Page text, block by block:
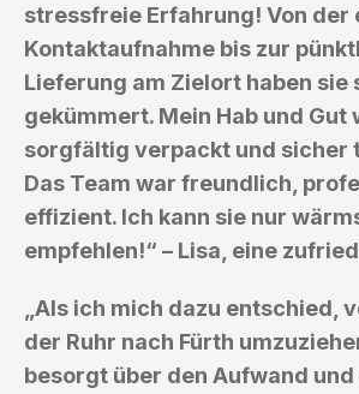
stressfreie Erfahrung! Von der
Kontaktaufnahme bis zur
Lieferung am Zielort haben sie
gekümmert. Mein Hab und Gut
sorgfältig verpackt und sicher
Das Team war freundlich,
effizient. Ich kann sie nur
empfehlen!“ – Lisa, eine
„Als ich mich dazu entschied,
der Ruhr nach Fürth
besorgt über den Aufwand und